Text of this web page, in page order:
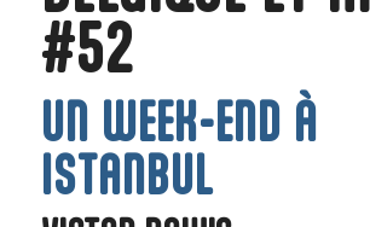
#52
UN WEEK-END À
ISTANBUL